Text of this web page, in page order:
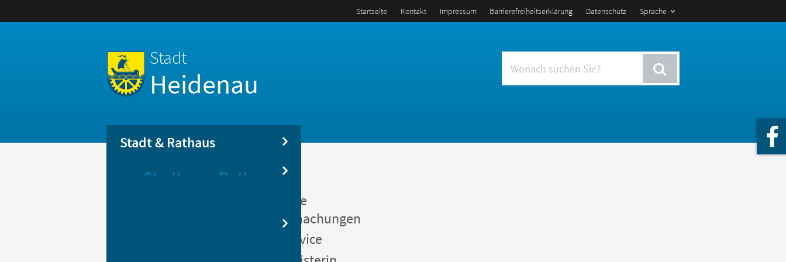
Sprache
Startseite Kontakt Impressum Barrierefreiheitserklärung Datenschutz
Stadt
Heidenau
Stadt & Rathaus
Stadt Rathaus
Öffentliche
Bekanntmachungen
Bürgerservice